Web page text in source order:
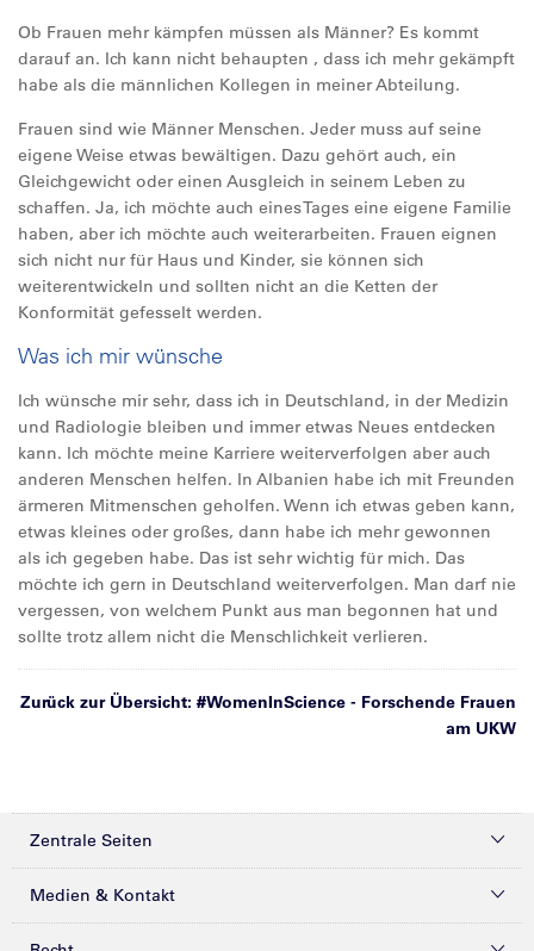
Ob Frauen mehr kämpfen müssen als Männer? Es kommt
darauf an. Ich kann nicht behaupten , dass ich mehr gekämpft
habe als die männlichen Kollegen in meiner Abteilung.
Frauen sind wie Männer Menschen. Jeder muss auf seine
eigene Weise etwas bewältigen. Dazu gehört auch, ein
Gleichgewicht oder einen Ausgleich in seinem Leben zu
schaffen. Ja, ich möchte auch eines Tages eine eigene Familie
haben, aber ich möchte auch weiterarbeiten. Frauen eignen
sich nicht nur für Haus und Kinder, sie können sich
weiterentwickeln und sollten nicht an die Ketten der
Konformität gefesselt werden.
Was ich mir wünsche
Ich wünsche mir sehr, dass ich in Deutschland, in der Medizin
und Radiologie bleiben und immer etwas Neues entdecken
kann. Ich möchte meine Karriere weiterverfolgen aber auch
anderen Menschen helfen. In Albanien habe ich mit Freunden
ärmeren Mitmenschen geholfen. Wenn ich etwas geben kann,
etwas kleines oder großes, dann habe ich mehr gewonnen
als ich gegeben habe. Das ist sehr wichtig für mich. Das
möchte ich gern in Deutschland weiterverfolgen. Man darf nie
vergessen, von welchem Punkt aus man begonnen hat und
sollte trotz allem nicht die Menschlichkeit verlieren.
Zurück zur Übersicht: #WomenInScience - Forschende Frauen
am UKW
Zentrale Seiten
Kliniken & Zentren
Medien & Kontakt
Presse